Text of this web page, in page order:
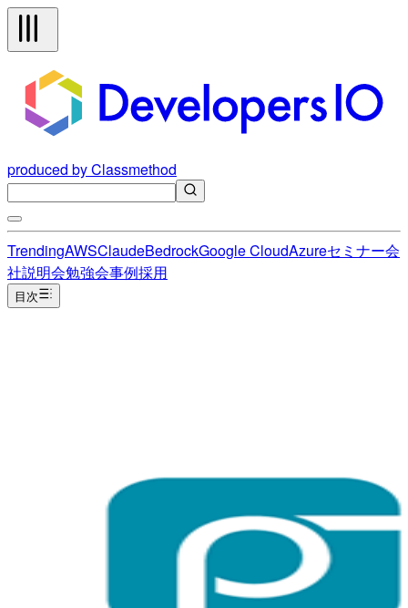
produced by Classmethod
TrendingAWSClaudeBedrockGoogle CloudAzureセミナー会
社説明会勉強会事例採用
目次